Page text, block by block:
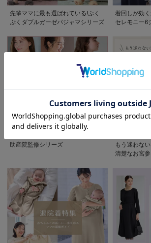
お気に入り商品を確認する
先輩ママに最も選ばれている!ぷく
ぷくダブルガーゼパジャマシリーズ
着回しが効
セレモニー6
助産院監修シリーズ
もう迷わな
清楚なお宮